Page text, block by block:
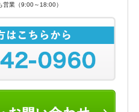
業（9:00～18:00）